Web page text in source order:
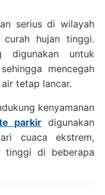
serius di wilayah
curah hujan tinggi.
digunakan untuk
mencegah
tetap lancar.
kenyamanan
parkir digunakan
cuaca ekstrem,
tinggi di beberapa